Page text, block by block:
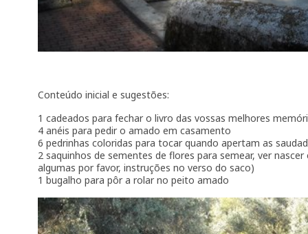
Conteúdo inicial e sugestões:
1 cadeados para fechar o livro das vossas melhores
4 anéis para pedir o amado em casamento
6 pedrinhas coloridas para tocar quando apertam as
2 saquinhos de sementes de flores para semear, ver
algumas por favor, instruções no verso do saco)
1 bugalho para pôr a rolar no peito amado